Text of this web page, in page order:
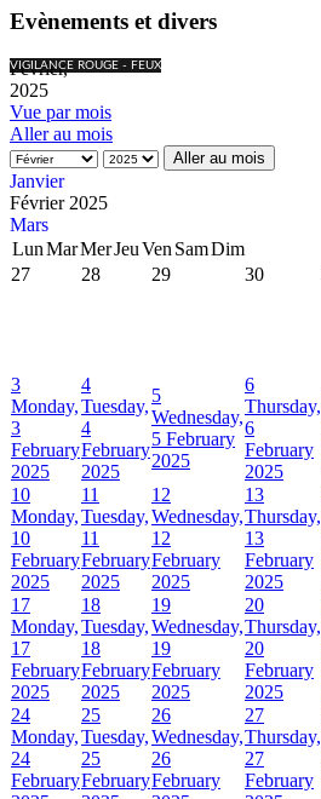
Evènements et divers
VIGILANCE ROUGE - FEUX
Février,
2025
Vue par mois
Aller au mois
Aller au mois
Janvier
Février 2025
Mars
LunMarMerJeuVen SamDim
27
28 29 30
3
Monday,
3
February
2025
4
Tuesday,
4
February
2025
5
Wednesday,
5 February
2025
6
Thursday,
6
February
2025
10
Monday,
10
February
2025
11
Tuesday,
11
February
2025
12
Wednesday,
12
February
2025
13
Thursday,
13
February
2025
17
Monday,
17
February
2025
18
Tuesday,
18
February
2025
19
Wednesday,
19
February
2025
20
Thursday,
20
February
2025
24
Monday,
24
February
25
Tuesday,
25
February
26
Wednesday,
26
February
27
Thursday,
27
February